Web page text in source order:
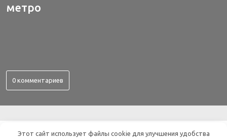
метро
0 комментариев
ВСЕ ОБ ЭЛЕКТРОНИКЕ
Этот сайт использует файлы cookie для улучшения удобства